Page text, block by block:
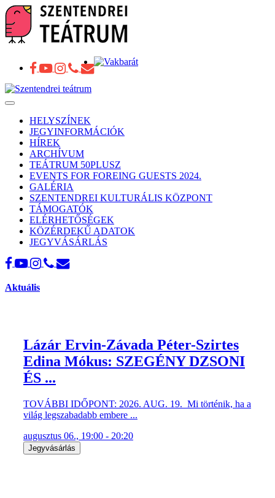
Toggle
navigationHELYSZÍNEK
JEGYINFORMÁCIÓK
HÍREK
ARCHÍVUM
TEÁTRUM 50PLUSZ
EVENTS FOR FOREING GUESTS 2024.
GALÉRIA
SZENTENDREI KULTURÁLIS KÖZPONT
TÁMOGATÓK
ELÉRHETŐSÉGEK
KÖZÉRDEKŰ ADATOK
JEGYVÁSÁRLÁS
Aktuális
Lázár Ervin-Závada Péter-Szirtes
Edina Mókus: SZEGÉNY DZSONI
ÉS ...
TOVÁBBI IDŐPONT: 2026. AUG. 19. Mi történik, ha a
világ legszabadabb embere ...
augusztus 06., 19:00 - 20:20
Jegyvásárlás